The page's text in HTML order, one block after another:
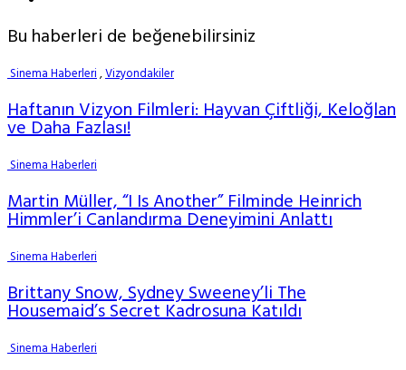
Bu haberleri de beğenebilirsiniz
Sinema Haberleri,Vizyondakiler
Haftanın Vizyon Filmleri: Hayvan Çiftliği, Keloğlan
ve Daha Fazlası!
Sinema Haberleri
Martin Müller, “I Is Another” Filminde Heinrich
Himmler’i Canlandırma Deneyimini Anlattı
Sinema Haberleri
Brittany Snow, Sydney Sweeney’li The
Housemaid’s Secret Kadrosuna Katıldı
Sinema Haberleri